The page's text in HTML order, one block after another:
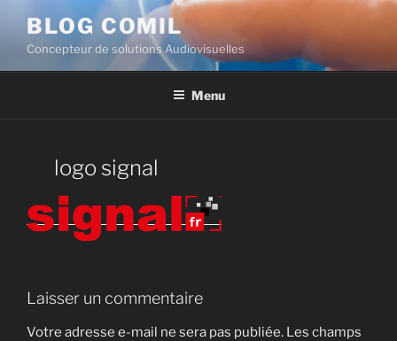
BLOG COMIL
Concepteur de solutions Audiovisuelles
Menu
logo signal
Laisser un commentaire
Votre adresse e-mail ne sera pas publiée. Les champs